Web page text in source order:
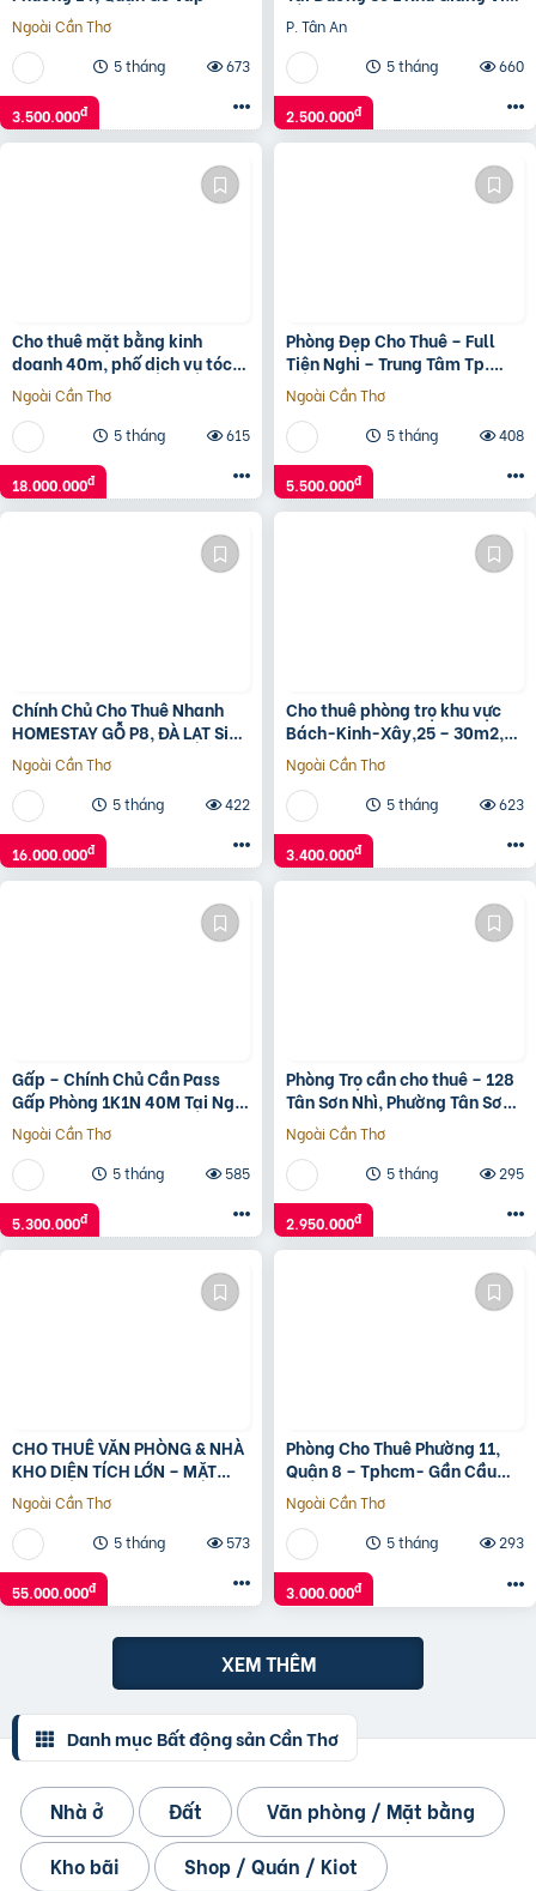
Ngoài Cần Thơ
5 tháng
673
3.500.000đ
Đhyd
P. Tân An
5 tháng
660
2.500.000đ
Cho thuê mặt bằng kinh
doanh 40m, phố dịch vụ tóc,
spa – Tân Vĩnh, P.6 – Quận 4
Ngoài Cần Thơ
5 tháng
615
18.000.000đ
Phòng Đẹp Cho Thuê – Full
Tiện Nghi – Trung Tâm Tp.
Vũng Tàu
Ngoài Cần Thơ
5 tháng
408
5.500.000đ
Chính Chủ Cho Thuê Nhanh
HOMESTAY GỖ P8, ĐÀ LẠT Siêu
Đẹp
Ngoài Cần Thơ
5 tháng
422
16.000.000đ
Cho thuê phòng trọ khu vực
Bách-Kinh-Xây,25 – 30m2,
giá 3,4 – 3,8tr/tháng, có đủ
giường tủ bàn ghế
Ngoài Cần Thơ
5 tháng
623
3.400.000đ
Gấp – Chính Chủ Cần Pass
Gấp Phòng 1K1N 40M Tại Ngõ
255 Cầu Giấy, Phường Dịch
Vọng, Quận Cầu Giấy,
Ngoài Cần Thơ
5 tháng
585
5.300.000đ
Phòng Trọ cần cho thuê – 128
Tân Sơn Nhì, Phường Tân Sơn
Nhì, Quận Tân Phú – TPHCM
Ngoài Cần Thơ
5 tháng
295
2.950.000đ
CHO THUÊ VĂN PHÒNG & NHÀ
KHO DIỆN TÍCH LỚN – MẶT
TIỀN NGUYỄN TẤT THÀNH, ĐÀ
NẴNG
Ngoài Cần Thơ
5 tháng
573
55.000.000đ
Phòng Cho Thuê Phường 11,
Quận 8 – Tphcm- Gần Cầu
Chà Và
Ngoài Cần Thơ
5 tháng
293
3.000.000đ
XEM THÊM
Danh mục Bất động sản Cần Thơ
Nhà ở Đất
Văn phòng / Mặt bằng
Kho bãi
Shop / Quán / Kiot